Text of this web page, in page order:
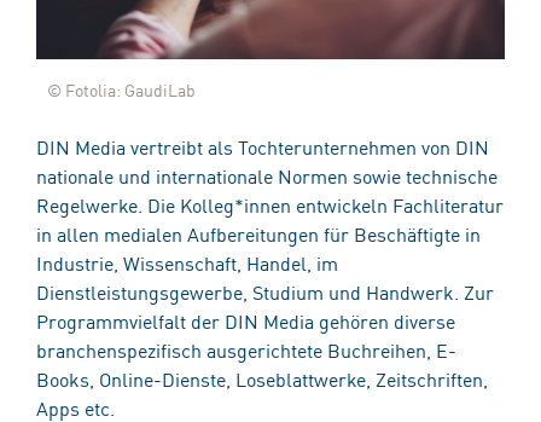
© Fotolia: GaudiLab
DIN Media vertreibt als Tochterunternehmen von DIN
nationale und internationale Normen sowie technische
Regelwerke. Die Kolleg*innen entwickeln Fachliteratur
in allen medialen Aufbereitungen für Beschäftigte in
Industrie, Wissenschaft, Handel, im
Dienstleistungsgewerbe, Studium und Handwerk. Zur
Programmvielfalt der DIN Media gehören diverse
branchenspezifisch ausgerichtete Buchreihen, E-
Books, Online-Dienste, Loseblattwerke, Zeitschriften,
Apps etc.